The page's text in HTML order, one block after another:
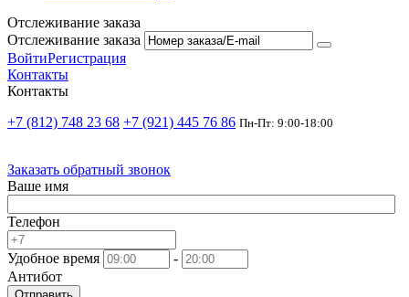
Отслеживание заказа
Отслеживание заказа
ВойтиРегистрация
Контакты
Контакты
+7 (812) 748 23 68 +7 (921) 445 76 86 Пн-Пт: 9:00-18:00
Заказать обратный звонок
Ваше имя
Телефон
Удобное время
-
Антибот